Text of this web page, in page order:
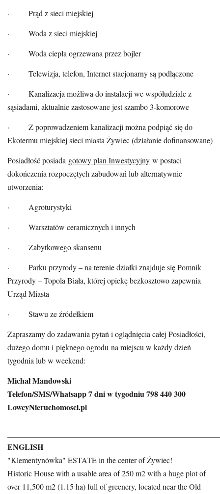
· Prąd z sieci miejskiej
· Woda z sieci miejskiej
· Woda ciepła ogrzewana przez bojler
· Telewizja, telefon, Internet stacjonarny są podłączone
· Kanalizacja możliwa do instalacji we współudziale z
sąsiadami, aktualnie zastosowane jest szambo 3-komorowe
· Z poprowadzeniem kanalizacji można podpiąć się do
Ekotermu miejskiej sieci miasta Żywiec (działanie dofinansowane)
Posiadłość posiada gotowy plan Inwestycyjny w postaci
dokończenia rozpoczętych zabudowań lub alternatywnie
utworzenia:
· Agroturystyki
· Warsztatów ceramicznych i innych
· Zabytkowego skansenu
· Parku przyrody – na terenie działki znajduje się Pomnik
Przyrody – Topola Biała, której opiekę bezkosztowo zapewnia
Urząd Miasta
· Stawu ze źródełkiem
Zapraszamy do zadawania pytań i oglądnięcia całej Posiadłości,
dużego domu i pięknego ogrodu na miejscu w każdy dzień
tygodnia lub w weekend:
Michał Mandowski
Telefon/SMS/Whatsapp 7 dni w tygodniu 798 440 300
LowcyNieruchomosci.pl
ENGLISH
"Klementynówka" ESTATE in the center of Żywiec!
Historic House with a usable area of 250 m2 with a huge plot of
over 11,500 m2 (1.15 ha) full of greenery, located near the Old